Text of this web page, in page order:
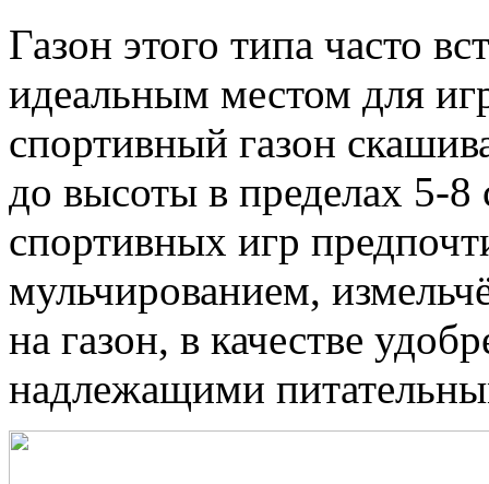
Газон этого типа часто
идеальным местом для
спортивный газон
до высоты в пределах 5-
спортивных игр
мульчированием,
на газон, в качестве
надлежащими